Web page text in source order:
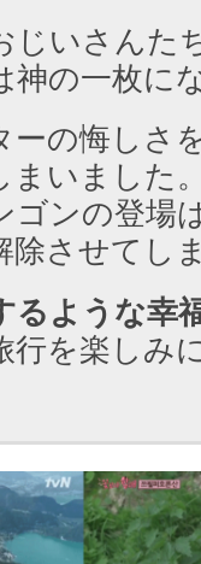
じいさんた
神の一枚に
ーの悔しさ
まいました
ゴンの登場
除させてし
るような幸
行を楽しみ